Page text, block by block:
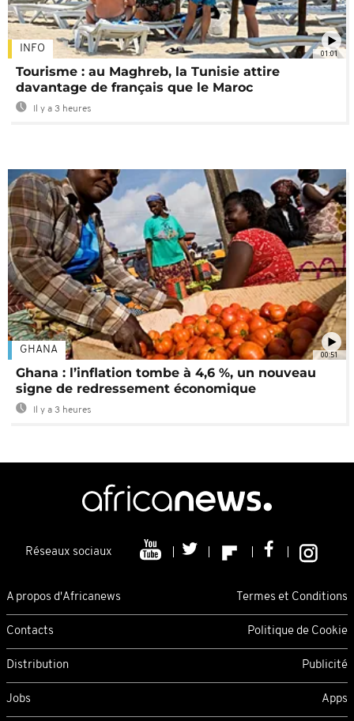
01:01
INFO
Tourisme : au Maghreb, la Tunisie attire
davantage de français que le Maroc
Il y a 3 heures
00:51
GHANA
Ghana : l’inflation tombe à 4,6 %, un nouveau
signe de redressement économique
Il y a 3 heures
Réseaux sociaux
A propos d'Africanews Termes et Conditions
Contacts Politique de Cookie
Distribution Publicité
Jobs Apps